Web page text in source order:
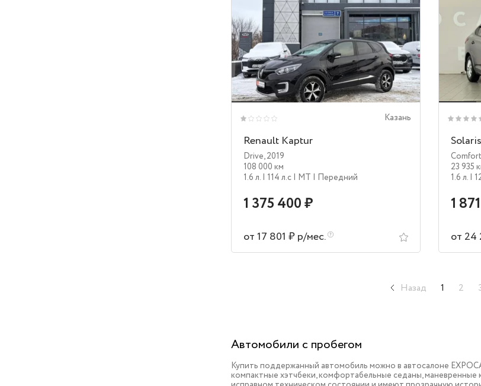
Казань
Renault Kaptur
Drive,2019
108 000 км
1.6 л. | 114 л.c | MT | Передний
1 375 400 ₽
от 17 801 ₽ р/мес.
Comfort
23 935
1.6 л. |
1
от 24
Назад 1 2
Автомобили с пробегом
Купить поддержанный автомобиль можно в автосалоне
компактные хэтчбеки, комфортабельные седаны,